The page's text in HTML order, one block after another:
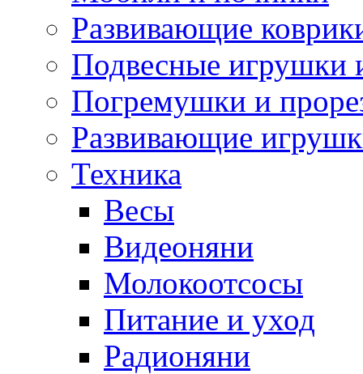
Развивающие
Подвесные игрушки
Погремушки и
Развивающие
Техника
Весы
Видеоняни
Молокоотсосы
Питание и уход
Радионяни